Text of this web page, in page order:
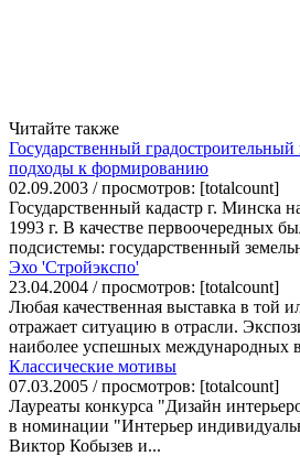
Читайте также
Государственный
подходы к формированию
02.09.2003 / просмотров: [totalcount]
Государственный кадастр г. Минска
1993 г. В качестве первоочередных
подсистемы: государственный
Эхо 'Cтройэкспо'
23.04.2004 / просмотров: [totalcount]
Любая качественная выставка в той
отражает ситуацию в отрасли.
наиболее успешных международных
Классические мотивы
07.03.2005 / просмотров: [totalcount]
Лауреаты конкурса "Дизайн
в номинации "Интерьер
Виктор Кобызев и...